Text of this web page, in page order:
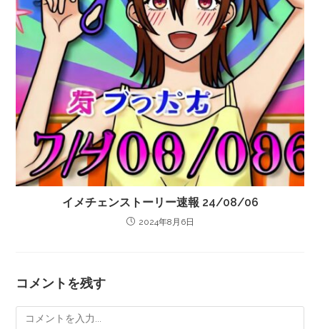
イメチェンストーリー速報 24/08/06
2024年8月6日
コメントを残す